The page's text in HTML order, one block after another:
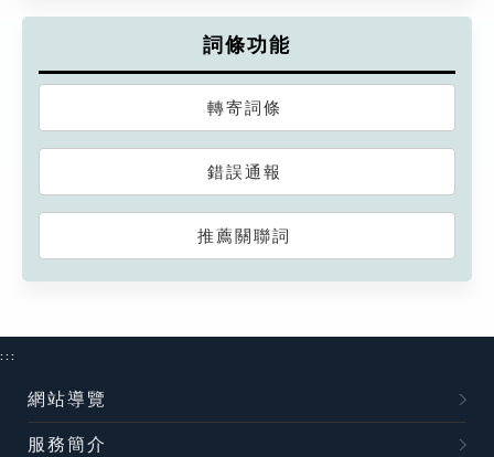
詞條功能
轉寄詞條
錯誤通報
推薦關聯詞
:::
網站導覽
服務簡介